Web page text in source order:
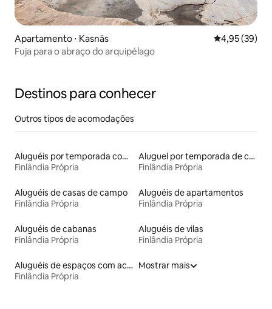
Apartamento ⋅ Kasnäs 4,95 de uma
4,95 (39)
Fuja para o abraço do arquipélago
Destinos para conhecer
Outros tipos de acomodações
Aluguéis por temporada com acesso à praia
Finlândia Própria
Aluguel por temporada de casas de hóspedes
Finlândia Própria
Aluguéis de casas de campo
Finlândia Própria
Aluguéis de apartamentos
Finlândia Própria
Aluguéis de cabanas
Finlândia Própria
Aluguéis de vilas
Finlândia Própria
Aluguéis de espaços com acesso direto a pistas de esqui
Finlândia Própria
Mostrar mais